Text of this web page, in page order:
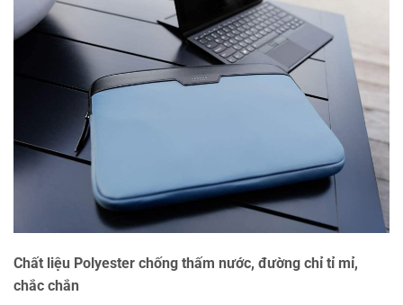
Chất liệu Polyester chống thấm nước, đường chỉ tỉ mỉ,
chắc chắn